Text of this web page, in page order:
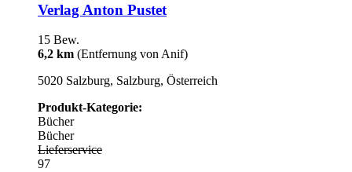
Verlag Anton Pustet
15 Bew.
6,2 km (Entfernung von Anif)
5020 Salzburg, Salzburg, Österreich
Produkt-Kategorie:
Bücher
Bücher
Lieferservice
97